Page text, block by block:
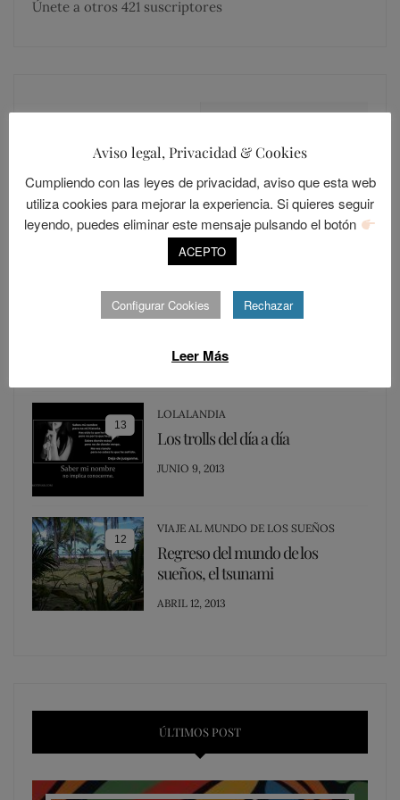
Únete a otros 421 suscriptores
LOLALANDIA
Sevilla, una ciudad cerrada
POSTED
ON
ABRIL 15, 2014
15
LOLALANDIA
Los Resentidos
POSTED
DICIEMBRE 30, 2015
13
LOLALANDIA
Los trolls del día a día
POSTED
JUNIO 9, 2013
12
VIAJE AL MUNDO DE LOS SUEÑOS
Regreso del mundo de los
sueños, el tsunami
POSTED
ABRIL 12, 2013
ÚLTIMOS POST
Aviso legal, Privacidad & Cookies
Cumpliendo con las leyes de privacidad, aviso que esta web
utiliza cookies para mejorar la experiencia. Si quieres seguir
leyendo, puedes eliminar este mensaje pulsando el botón
ACEPTO
Configurar Cookies Rechazar
Leer Más